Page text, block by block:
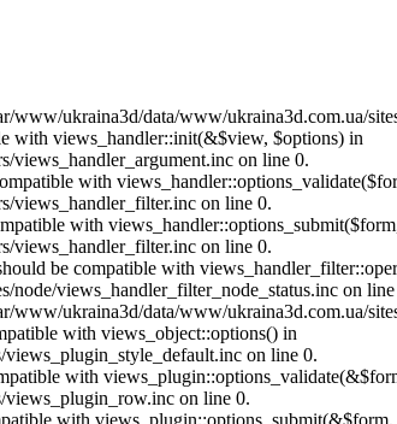
ukraina3d/data/www/ukraina3d.com.ua/
with views_handler::init(&$view, $options) in
views_handler_argument.inc on line 0.
with
views_handler_filter.inc on line 0.
with
views_handler_filter.inc on line 0.
be compatible with
views_handler_filter_node_status.inc on line
ukraina3d/data/www/ukraina3d.com.ua/
with views_object::options() in
on line 0.
with
on line 0.
with